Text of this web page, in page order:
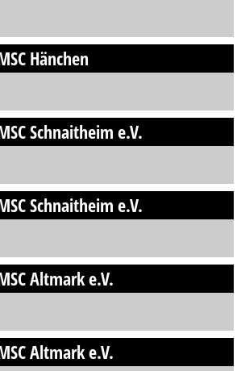
Hänchen
Schnaitheim e.V.
Schnaitheim e.V.
Altmark e.V.
Altmark e.V.